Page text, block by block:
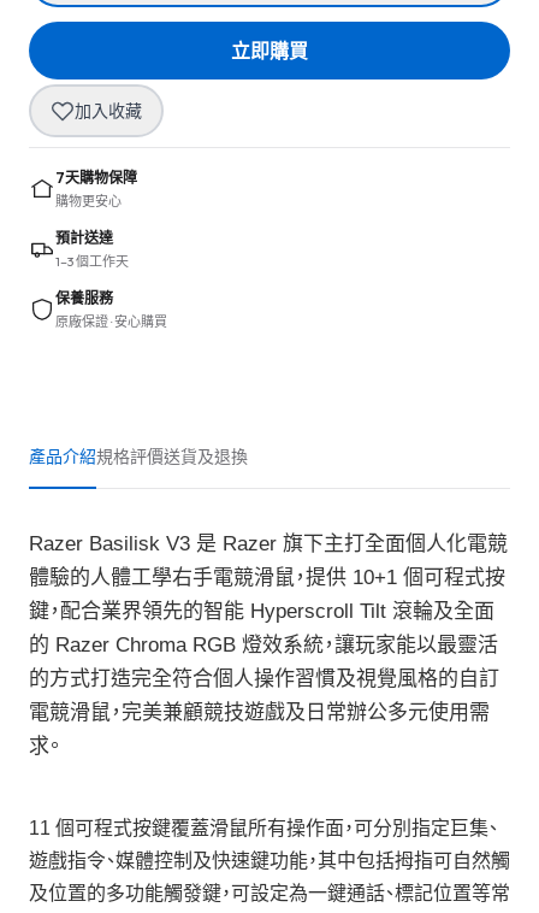
立即購買
加入收藏
7天購物保障
購物更安心
預計送達
1–3 個工作天
保養服務
原廠保證 · 安心購買
產品介紹規格評價送貨及退換
Razer Basilisk V3 是 Razer 旗下主打全面個人化電競
體驗的人體工學右手電競滑鼠，提供 10+1 個可程式按
鍵，配合業界領先的智能 Hyperscroll Tilt 滾輪及全面
的 Razer Chroma RGB 燈效系統，讓玩家能以最靈活
的方式打造完全符合個人操作習慣及視覺風格的自訂
電競滑鼠，完美兼顧競技遊戲及日常辦公多元使用需
求。
11 個可程式按鍵覆蓋滑鼠所有操作面，可分別指定巨集、
遊戲指令、媒體控制及快速鍵功能，其中包括拇指可自然觸
及位置的多功能觸發鍵，可設定為一鍵通話、標記位置等常